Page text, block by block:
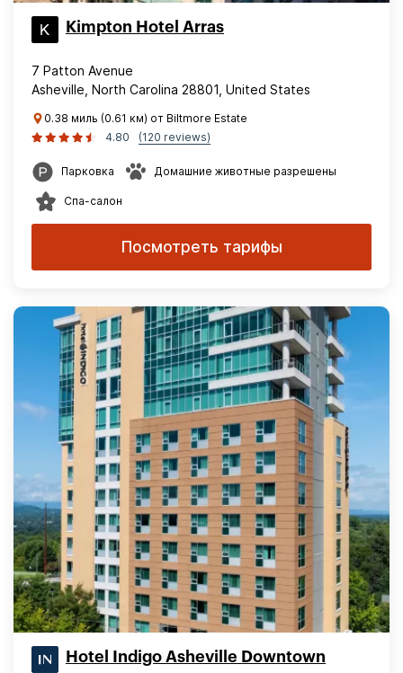
Kimpton Hotel Arras
7 Patton Avenue
Asheville, North Carolina 28801, United States
0.38 миль (0.61 км) от Biltmore Estate
4.80
(120 reviews)
Парковка Домашние животные разрешены
Спа-салон
Посмотреть тарифы
Hotel Indigo Asheville Downtown